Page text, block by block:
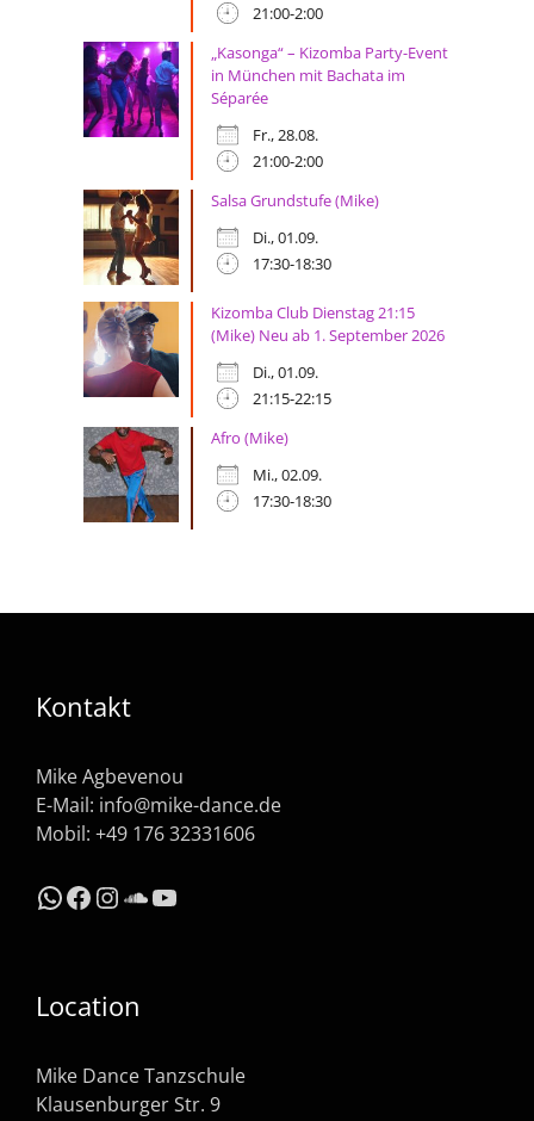
21:00-2:00
„Kasonga“ – Kizomba Party-Event
in München mit Bachata im
Séparée
Fr., 28.08.
21:00-2:00
Salsa Grundstufe (Mike)
Di., 01.09.
17:30-18:30
Kizomba Club Dienstag 21:15
(Mike) Neu ab 1. September 2026
Di., 01.09.
21:15-22:15
Afro (Mike)
Mi., 02.09.
17:30-18:30
Kontakt
Mike Agbevenou
E-Mail: info@mike-dance.de
Mobil: +49 176 32331606
WhatsApp
Facebook
Instagram
SoundCloud
YouTube
Location
Mike Dance Tanzschule
Klausenburger Str. 9